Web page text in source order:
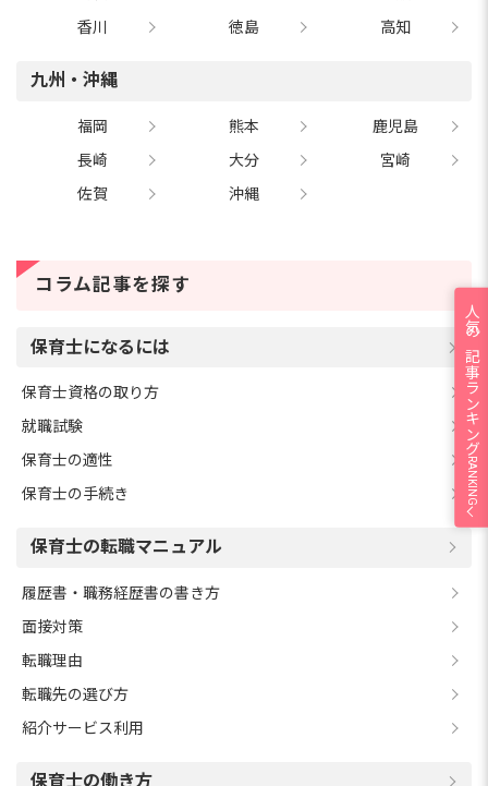
香川
徳島 高知
九州・沖縄
福岡 熊本
鹿児島
長崎
大分
宮崎
佐賀
沖縄
コラム記事を探す
保育士になるには
保育士資格の取り方
就職試験
保育士の適性
保育士の手続き
保育士の転職マニュアル
履歴書・職務経歴書の書き方
面接対策
転職理由
転職先の選び方
紹介サービス利用
保育士の働き方
人気の記事ランキング
RANKING